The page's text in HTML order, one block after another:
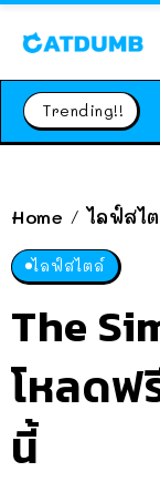
Trending!!
Home / ไลฟ์สไ
ไลฟ์สไตล์
The
โหลดฟ
นี้